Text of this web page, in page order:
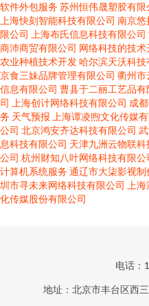
软件外包服务 苏州恒伟晟塑胶有限
上海快刻智能科技有限公司 南京悠
限公司
上海布氏信息科技有限公司
商沛商贸有限公司 网络科技的技术
农业种植技术开发哈尔滨天沃科技
京食三妹品牌管理有限公司 衢州市
信息有限公司 曹县于二丽工艺品有
司
上海创计网络科技有限公司 成
务 天气预报 上海谭凌煦文化传媒
公司 北京鸿安齐达科技有限公司
息科技有限公司 天津九洲云物联科
公司 杭州财知八叶网络科技有限公
计算机系统服务 通辽市大柒影视制
圳市寻未来网络科技有限公司
上
化传媒股份有限公司
电话：
地址：北京市丰台区西